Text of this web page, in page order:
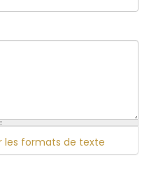
les formats de texte